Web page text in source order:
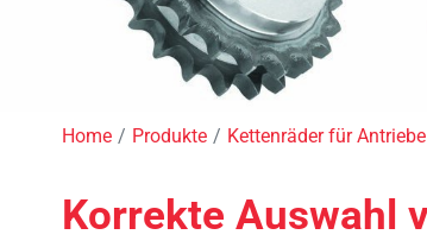
Home Produkte Kettenräder für
Korrekte Auswahl